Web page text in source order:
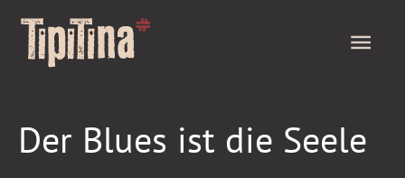
Inhalt
springen
Der Blues ist die Seele
Der
Blues